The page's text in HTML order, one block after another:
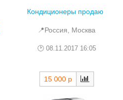
Кондиционеры продаю
📍Россия, Москва
08.11.2017 16:05
15 000 р